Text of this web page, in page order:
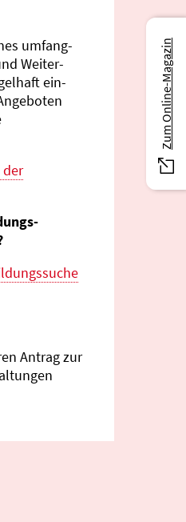
umfang­
Weiter­
ein-
der
Antrag zur
Zum Online-Magazin